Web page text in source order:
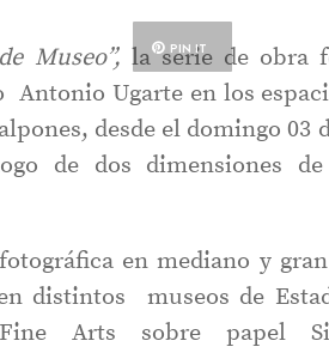
PIN IT
Museo”, la serie de obra
Antonio Ugarte en los
desde el domingo 03
de dos dimensiones
en mediano y
distintos museos de
Arts sobre papel